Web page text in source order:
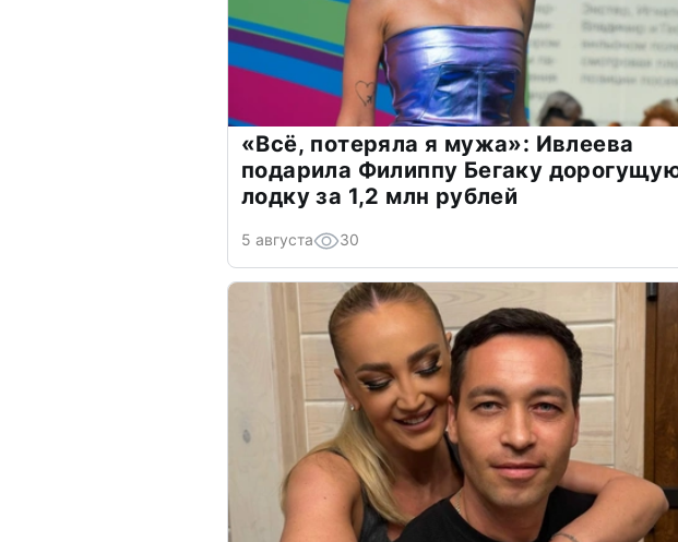
«Всё, потеряла я мужа»: Ивлеева
подарила Филиппу Бегаку
лодку за 1,2 млн рублей
5 августа 30